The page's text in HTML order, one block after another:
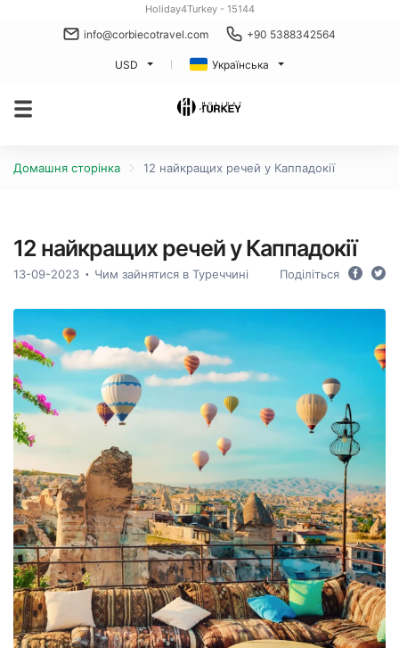
Holiday4Turkey - 15144
info@corbiecotravel.com +90 5388342564
USD Українська
Домашня сторінка 12 найкращих речей у Каппадокії
12 найкращих речей у Каппадокії
13-09-2023 Чим зайнятися в Туреччині Поділіться